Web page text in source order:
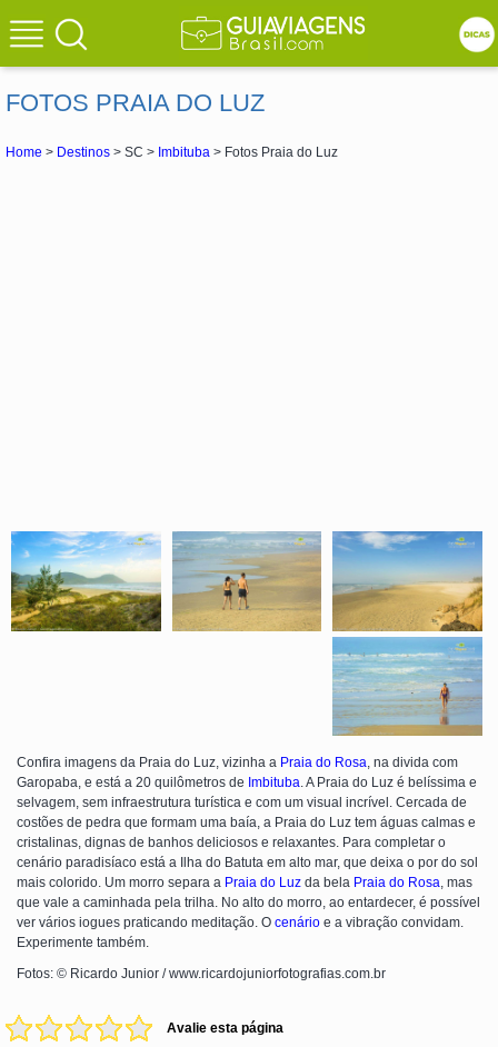
FOTOS PRAIA DO LUZ
Home > Destinos > SC > Imbituba > Fotos Praia do Luz
Confira imagens da Praia do Luz, vizinha a Praia do Rosa, na divida com
Garopaba, e está a 20 quilômetros de Imbituba. A Praia do Luz é belíssima e
selvagem, sem infraestrutura turística e com um visual incrível. Cercada de
costões de pedra que formam uma baía, a Praia do Luz tem águas calmas e
cristalinas, dignas de banhos deliciosos e relaxantes. Para completar o
cenário paradisíaco está a Ilha do Batuta em alto mar, que deixa o por do sol
mais colorido. Um morro separa a Praia do Luz da bela Praia do Rosa, mas
que vale a caminhada pela trilha. No alto do morro, ao entardecer, é possível
ver vários iogues praticando meditação. O cenário e a vibração convidam.
Experimente também.
Fotos: © Ricardo Junior / www.ricardojuniorfotografias.com.br
Avalie esta página